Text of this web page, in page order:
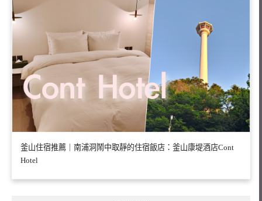
釜山住宿推薦｜南浦洞鬧中取靜的住宿飯店：釜山康堤酒店Cont
Hotel